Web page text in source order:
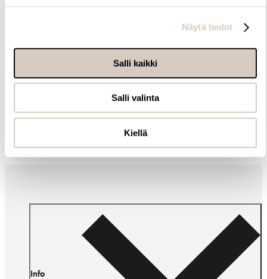
Näytä tiedot
Salli kaikki
Salli valinta
Kiellä
Samankaltaisia tuotteita
Muut ostivat myös
Info